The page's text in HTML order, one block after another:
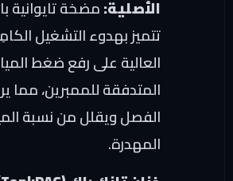
مضخة تايوانية بالكامل
تتميز بهدوء التشغيل الكامِل والقدرة
العالية على رفع ضغط المياه
المتدفقة للممبرين، مما يرفع كفاءة
الفصل ويقلل من نسبة المياه